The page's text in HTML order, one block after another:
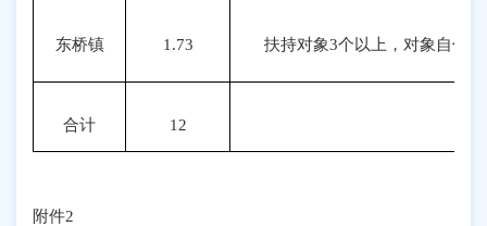
东桥镇 1.73 扶持对象3个以上，对象自付
合计 12
附件2